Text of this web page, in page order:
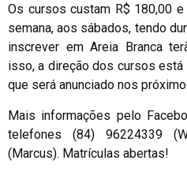
Os cursos custam R$ 180,00
semana, aos sábados, tendo
inscrever em Areia Branca
isso, a direção dos cursos
que será anunciado nos
Mais informações pelo
telefones (84) 96224339
(Marcus). Matrículas abertas!